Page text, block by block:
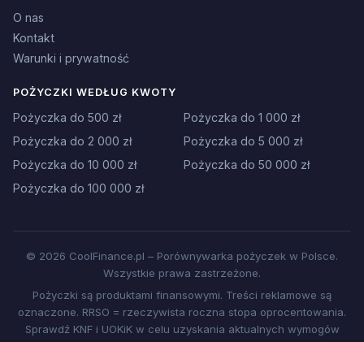
O nas
Kontakt
Warunki i prywatność
POŻYCZKI WEDŁUG KWOTY
Pożyczka do 500 zł
Pożyczka do 1 000 zł
Pożyczka do 2 000 zł
Pożyczka do 5 000 zł
Pożyczka do 10 000 zł
Pożyczka do 50 000 zł
Pożyczka do 100 000 zł
© 2026 CoolFinance.pl – Porównywarka pożyczek w Polsce.
Wszystkie prawa zastrzeżone.
Pożyczki są produktami finansowymi. Treści reklamowe są
oznaczone. RRSO = rzeczywista roczna stopa oprocentowania.
Sprawdź KNF i UOKiK w celu uzyskania aktualnych wymogów